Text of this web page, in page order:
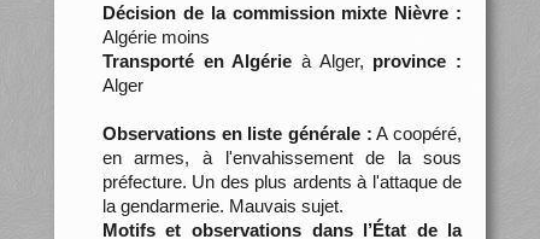
Décision de la commission mixte Nièvre :
Algérie moins
Transporté en Algérie à Alger, province :
Alger
Observations en liste générale : A coopéré,
en armes, à l'envahissement de la sous
préfecture. Un des plus ardents à l'attaque de
la gendarmerie. Mauvais sujet.
Motifs et observations dans l’État de la